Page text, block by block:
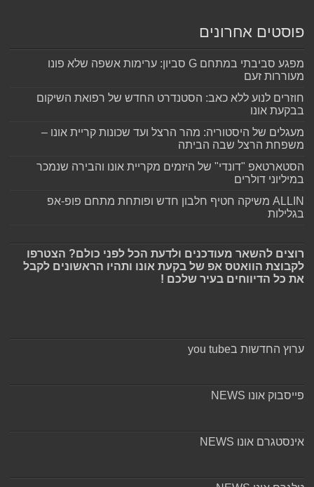
פוסטים אחרונים
מפגע סביבתי במתחם G סביון: ערימות אשפה שלא פונו
מעוררות זעם
חוזרים לנוע ללא כאב: הסטנדרט החדש של רפואת השיקום
בבקעת אונו
מעגלים של היסטוריה: מהר הרצל ועד שכונות קריית אונו –
משפחת הרצל שבה הביתה
הסטארטאפ "דונדי" של היזמים מקריית אונו והבירה שנמכר
במיליוני דולרים
ALLIN משיקה חטיף חלבון חדש ופותחת מתחם פופ-אפ
בגלילות
רוצים להשאר מעודכנים ולדעת הכל לפני כולם? הצטרפו
לקבוצת הוואטס אפ של בקעת אונו ותהיו הראשונים לקבל
את כל הדיווחים בעיר שלכם !
ערוץ החדשות בyou tube
פייסבוק אונו NEWS
אינסטגרם אונו NEWS